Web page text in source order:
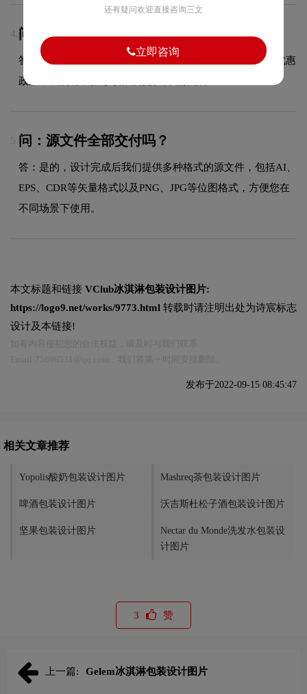
4. 问：额外修改如何收费？
答：超出合同约定范围的额外修改，请咨询客服获取具体优惠
政策，我们将根据修改幅度提供合理报价。
5. 问：源文件全部交付吗？
答：是的，设计完成后我们提供多种格式的源文件，包括AI、
EPS、CDR等矢量格式以及PNG、JPG等位图格式，方便您在
不同场景下使用。
本文标题和链接 VClub冰淇淋包装设计图片:
https://logo9.net/works/9773.html 转载时请注明出处为诗宸标志
设计及本链接!
发布于2022-09-15 08:45:47
相关文章推荐
Yopolis酸奶包装设计图片 Mashreq茶包装设计图片
啤酒包装设计图片 沃吉斯杜松子酒包装设计图片
坚果包装设计图片
Nectar du Monde洗发水包装设
计图片
3 赞
上一篇: Gelem冰淇淋包装设计图片
还有疑问欢迎直接咨询三文
立即咨询